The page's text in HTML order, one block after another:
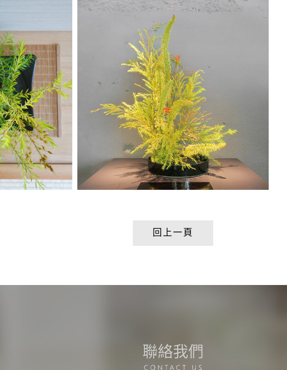
回上一頁
聯絡我們